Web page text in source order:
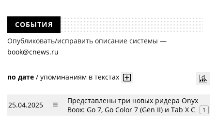
СОБЫТИЯ
Опубликовать/исправить описание системы —
book@cnews.ru
по дате / упоминаниям в текстах
25.04.2025
Представлены три новых ридера Onyx
Boox: Go 7, Go Color 7 (Gen II) и Tab X C
1